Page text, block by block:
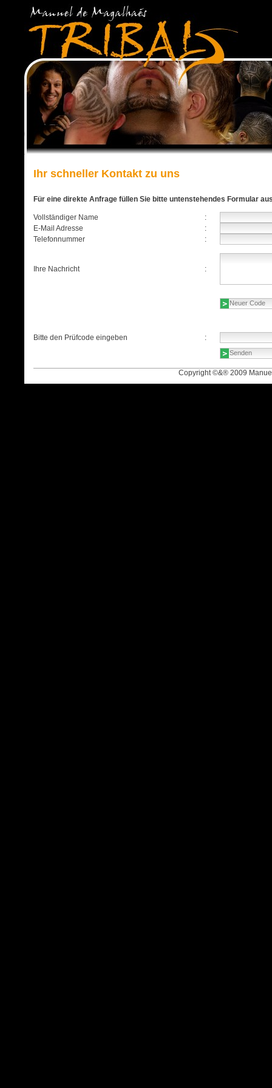
Ihr schneller Kontakt zu uns
Für eine direkte Anfrage füllen Sie bitte untenstehendes Formular
Vollständiger Name
:
E-Mail Adresse
:
Telefonnummer
:
Ihre Nachricht :
Bitte den Prüfcode eingeben :
Copyright ©&® 2009